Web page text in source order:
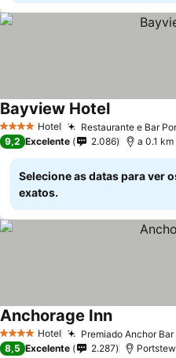
4 EstrelasHotel Restaurante e Bar
Bayview HotelVer preços
9,2 Excelente 2.086 a 0.1
Selecione as datas para ver
exatos.
4 EstrelasHotel Premiado Anchor Bar
Anchorage InnVer preços
8,5 Excelente 2.287